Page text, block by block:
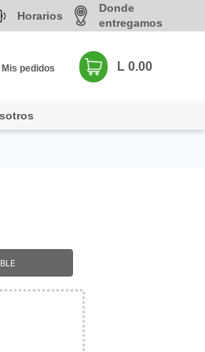
Horarios
Donde
entregamos
Mis pedidos L 0.00